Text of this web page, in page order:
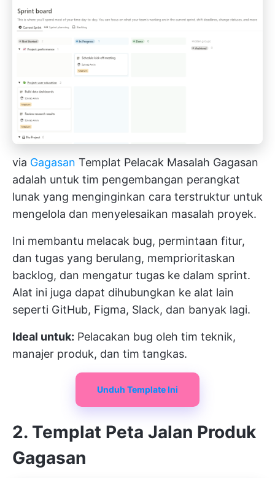
via Gagasan Templat Pelacak Masalah Gagasan
adalah untuk tim pengembangan perangkat
lunak yang menginginkan cara terstruktur untuk
mengelola dan menyelesaikan masalah proyek.
Ini membantu melacak bug, permintaan fitur,
dan tugas yang berulang, memprioritaskan
backlog, dan mengatur tugas ke dalam sprint.
Alat ini juga dapat dihubungkan ke alat lain
seperti GitHub, Figma, Slack, dan banyak lagi.
Ideal untuk: Pelacakan bug oleh tim teknik,
manajer produk, dan tim tangkas.
Unduh Template Ini
2. Templat Peta Jalan Produk
Gagasan